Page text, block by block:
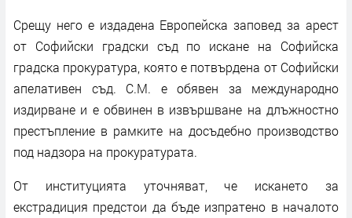
Срещу него е издадена Европейска заповед за арест
от Софийски градски съд по искане на Софийска
градска прокуратура, която е потвърдена от Софийски
апелативен съд. С.М. е обявен за международно
издирване и е обвинен в извършване на длъжностно
престъпление в рамките на досъдебно производство
под надзора на прокуратурата.
От институцията уточняват, че искането за
екстрадиция предстои да бъде изпратено в началото